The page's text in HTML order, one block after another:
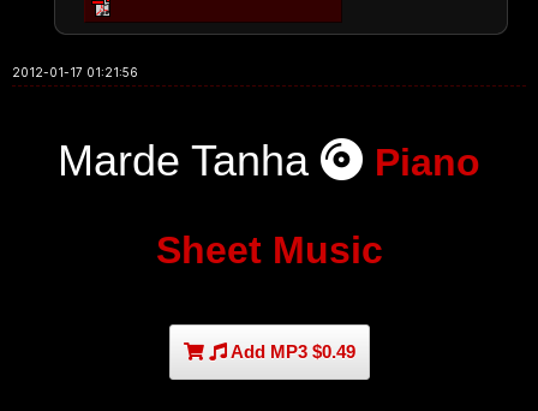
2012-01-17 01:21:56
Marde Tanha Piano
Sheet Music
Add MP3 $0.49